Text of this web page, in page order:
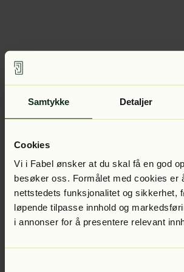
Samtykke Detaljer
Cookies
Vi i Fabel ønsker at du skal få en god
besøker oss. Formålet med cookies er
nettstedets funksjonalitet og sikkerhet,
løpende tilpasse innhold og
i annonser for å presentere relevant